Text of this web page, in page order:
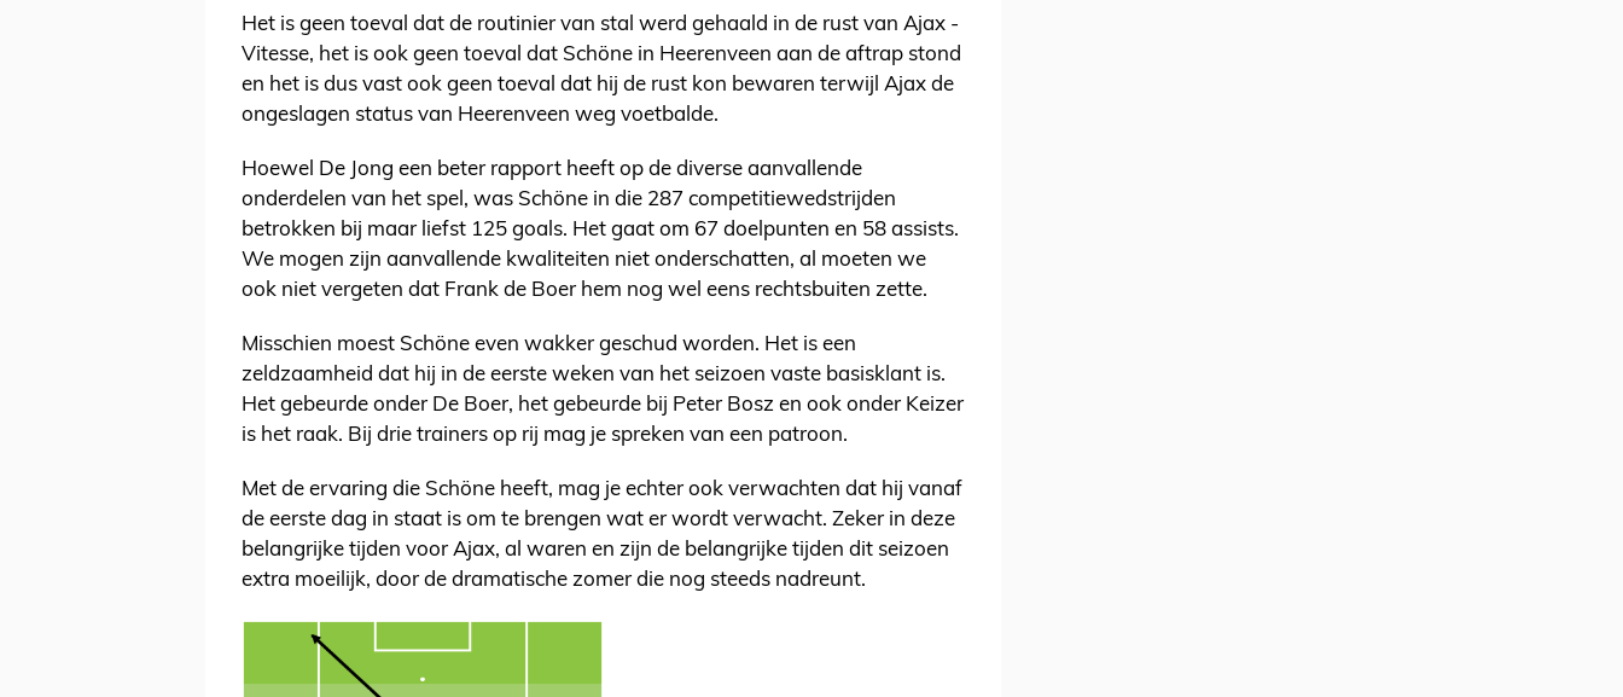
Het is geen toeval dat de routinier van stal werd gehaald in de rust van Ajax -
Vitesse, het is ook geen toeval dat Schöne in Heerenveen aan de aftrap stond
en het is dus vast ook geen toeval dat hij de rust kon bewaren terwijl Ajax de
ongeslagen status van Heerenveen weg voetbalde.
Hoewel De Jong een beter rapport heeft op de diverse aanvallende
onderdelen van het spel, was Schöne in die 287 competitiewedstrijden
betrokken bij maar liefst 125 goals. Het gaat om 67 doelpunten en 58 assists.
We mogen zijn aanvallende kwaliteiten niet onderschatten, al moeten we
ook niet vergeten dat Frank de Boer hem nog wel eens rechtsbuiten zette.
Misschien moest Schöne even wakker geschud worden. Het is een
zeldzaamheid dat hij in de eerste weken van het seizoen vaste basisklant is.
Het gebeurde onder De Boer, het gebeurde bij Peter Bosz en ook onder Keizer
is het raak. Bij drie trainers op rij mag je spreken van een patroon.
Met de ervaring die Schöne heeft, mag je echter ook verwachten dat hij vanaf
de eerste dag in staat is om te brengen wat er wordt verwacht. Zeker in deze
belangrijke tijden voor Ajax, al waren en zijn de belangrijke tijden dit seizoen
extra moeilijk, door de dramatische zomer die nog steeds nadreunt.